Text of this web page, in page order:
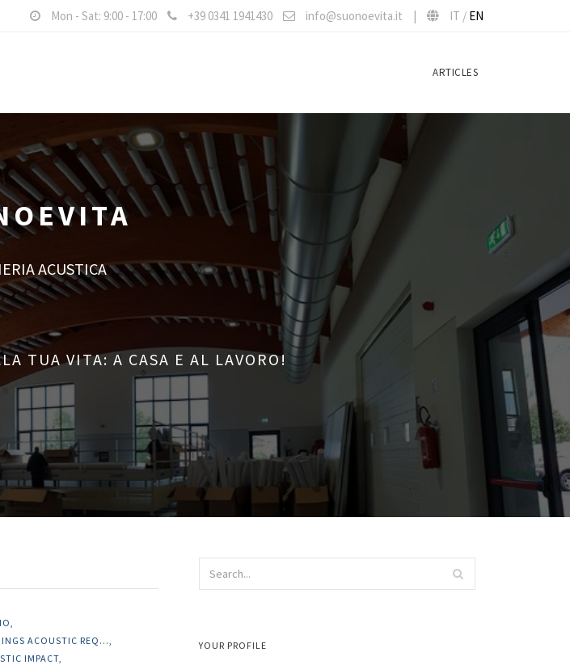
Mon - Sat: 9:00 - 17:00 +39 0341 1941430 info@suonoevita.it | IT / EN
ARTICLES
ACUSTICA
TUA VITA: A CASA E AL LAVORO!
ACOUSTIC REQ...
IMPACT
YOUR PROFILE